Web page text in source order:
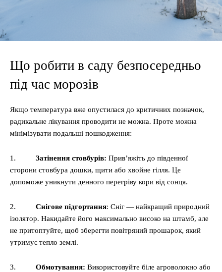
Що робити в саду безпосередньо
під час морозів
Якщо температура вже опустилася до критичних позначок,
радикальне лікування проводити не можна. Проте можна
мінімізувати подальші пошкодження:
1. Затінення стовбурів: Прив’яжіть до південної
сторони стовбура дошки, щити або хвойне гілля. Це
допоможе уникнути денного перегріву кори від сонця.
2. Снігове підгортання: Сніг — найкращий природний
ізолятор. Накидайте його максимально високо на штамб, але
не притоптуйте, щоб зберегти повітряний прошарок, який
утримує тепло землі.
3. Обмотування: Використовуйте біле агроволокно або